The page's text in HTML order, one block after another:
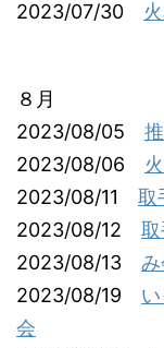
2023/07/30
８月
2023/08/05
2023/08/06
2023/08/11 取
2023/08/12
2023/08/13
2023/08/19
会